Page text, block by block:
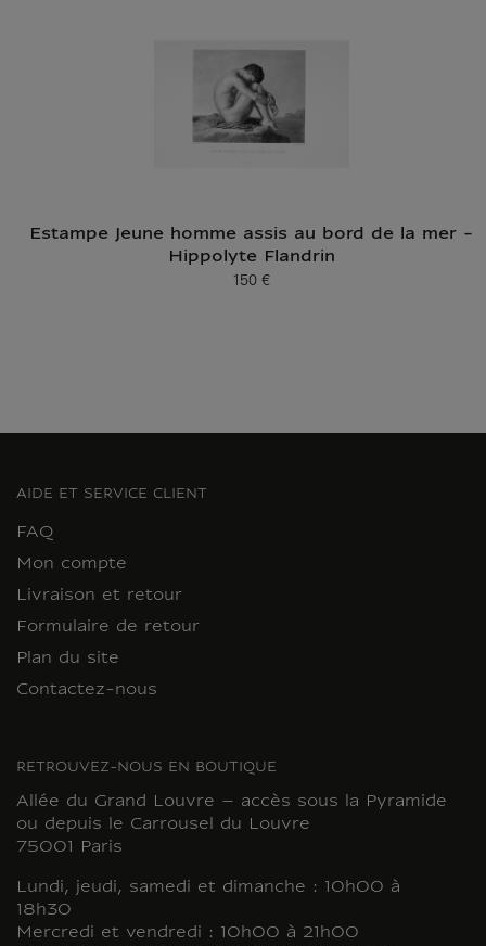
Estampe Jeune homme assis au bord de la mer -
Hippolyte Flandrin
Prix ​​actuel
150 €
AIDE ET SERVICE CLIENT
FAQ
Mon compte
Livraison et retour
Formulaire de retour
Plan du site
Contactez-nous
RETROUVEZ-NOUS EN BOUTIQUE
Allée du Grand Louvre – accès sous la Pyramide
ou depuis le Carrousel du Louvre
75001 Paris
Lundi, jeudi, samedi et dimanche : 10h00 à
18h30
Mercredi et vendredi : 10h00 à 21h00